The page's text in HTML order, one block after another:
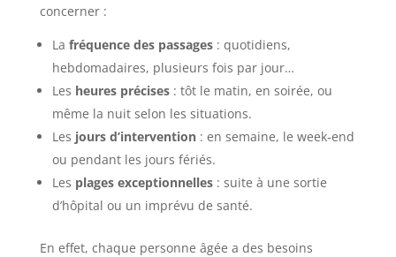
concerner :
La fréquence des passages: quotidiens,
hebdomadaires, plusieurs fois par jour…
Les heures précises: tôt le matin, en soirée, ou
même la nuit selon les situations.
Les jours d’intervention: en semaine, le week-end
ou pendant les jours fériés.
Les plages exceptionnelles: suite à une sortie
d’hôpital ou un imprévu de santé.
En effet, chaque personne âgée a des besoins